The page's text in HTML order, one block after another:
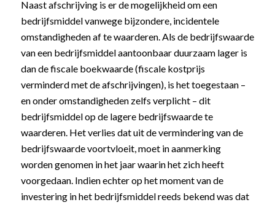
Naast afschrijving is er de mogelijkheid om een
bedrijfsmiddel vanwege bijzondere, incidentele
omstandigheden af te waarderen. Als de bedrijfswaarde
van een bedrijfsmiddel aantoonbaar duurzaam lager is
dan de fiscale boekwaarde (fiscale kostprijs
verminderd met de afschrijvingen), is het toegestaan –
en onder omstandigheden zelfs verplicht – dit
bedrijfsmiddel op de lagere bedrijfswaarde te
waarderen. Het verlies dat uit de vermindering van de
bedrijfswaarde voortvloeit, moet in aanmerking
worden genomen in het jaar waarin het zich heeft
voorgedaan. Indien echter op het moment van de
investering in het bedrijfsmiddel reeds bekend was dat